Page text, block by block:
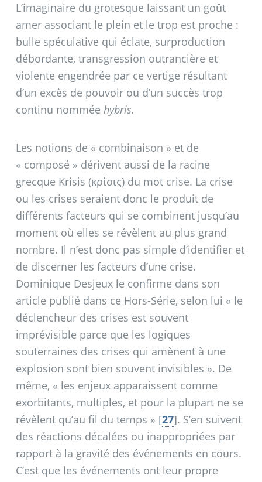
L’imaginaire du grotesque laissant un goût
amer associant le plein et le trop est proche :
bulle spéculative qui éclate, surproduction
débordante, transgression outrancière et
violente engendrée par ce vertige résultant
d’un excès de pouvoir ou d’un succès trop
continu nommée hybris.
Les notions de « combinaison » et de
« composé » dérivent aussi de la racine
grecque Krisis (κρίσις) du mot crise. La crise
ou les crises seraient donc le produit de
différents facteurs qui se combinent jusqu’au
moment où elles se révèlent au plus grand
nombre. Il n’est donc pas simple d’identifier et
de discerner les facteurs d’une crise.
Dominique Desjeux le confirme dans son
article publié dans ce Hors-Série, selon lui « le
déclencheur des crises est souvent
imprévisible parce que les logiques
souterraines des crises qui amènent à une
explosion sont bien souvent invisibles ». De
même, « les enjeux apparaissent comme
exorbitants, multiples, et pour la plupart ne se
révèlent qu’au fil du temps » [27]. S’en suivent
des réactions décalées ou inappropriées par
rapport à la gravité des événements en cours.
C’est que les événements ont leur propre